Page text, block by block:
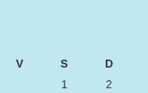
V S
D
1
2